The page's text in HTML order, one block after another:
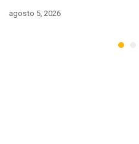
agosto 5, 2026